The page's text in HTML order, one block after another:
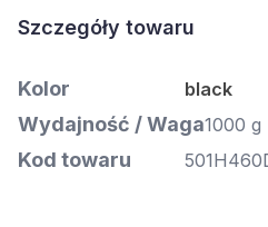
Szczegóły towaru
Kolor black
Wydajność / Waga1000 g
Kod towaru